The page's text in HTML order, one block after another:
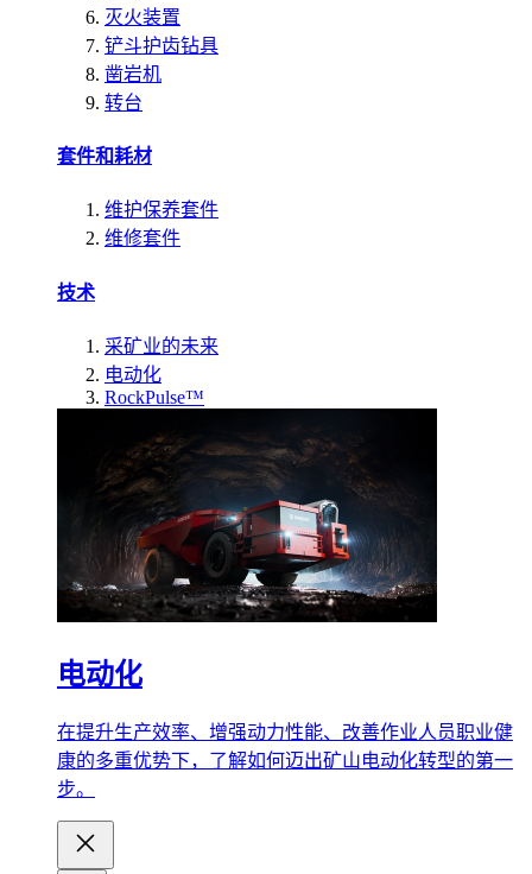
灭火装置
铲斗护齿钻具
凿岩机
转台
套件和耗材
维护保养套件
维修套件
技术
采矿业的未来
电动化
RockPulse™
电动化
在提升生产效率、增强动力性能、改善作业人员职业健
康的多重优势下，了解如何迈出矿山电动化转型的第一
步。